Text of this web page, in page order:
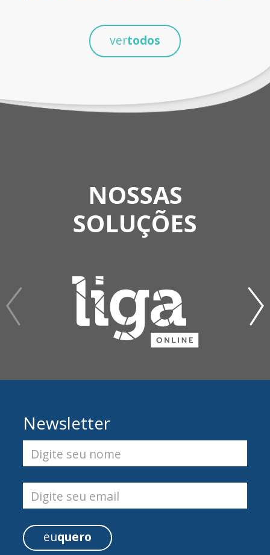
vertodos
NOSSAS
SOLUÇÕES
Newsletter
Digite seu nome
Digite seu email
euquero